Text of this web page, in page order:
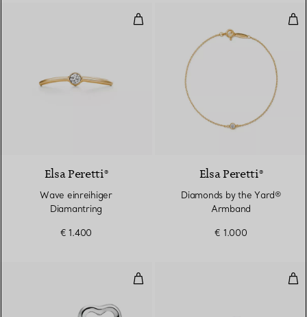
Wave einreihiger Diamantring
Elsa Peretti®
Wave einreihiger
Diamantring
€ 1.400
Elsa Peretti®
Diamonds by the Yard®
Armband
€ 1.000
Open Heart Ohrstecker in Silber,